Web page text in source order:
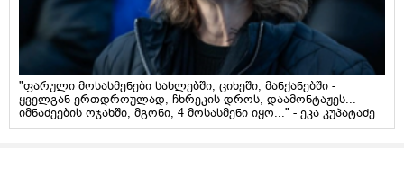
"ფარული მოსასმენები სახლებში, ციხეში, მანქანებში -
ყველგან ერთდროულად, ჩხრეკის დროს, დაამონტაჟეს...
იმნაძეების ოჯახში, მგონი, 4 მოსასმენი იყო..." - ეკა კუპატაძე